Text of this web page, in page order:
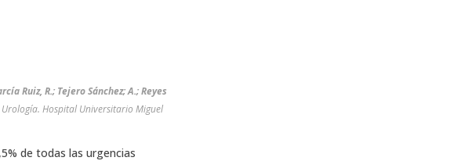
Ruiz, R.; Tejero Sánchez; A.; Reyes
Urología. Hospital Universitario Miguel
de todas las urgencias